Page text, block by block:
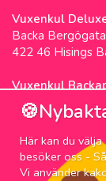
Vuxenkul
Backa
422 46 Hisings
Vuxenkul
Färgfabriksgatan 3
417 05 Göteborg
NYHETSBREV
Här kan du
besöker oss -
Vi använder